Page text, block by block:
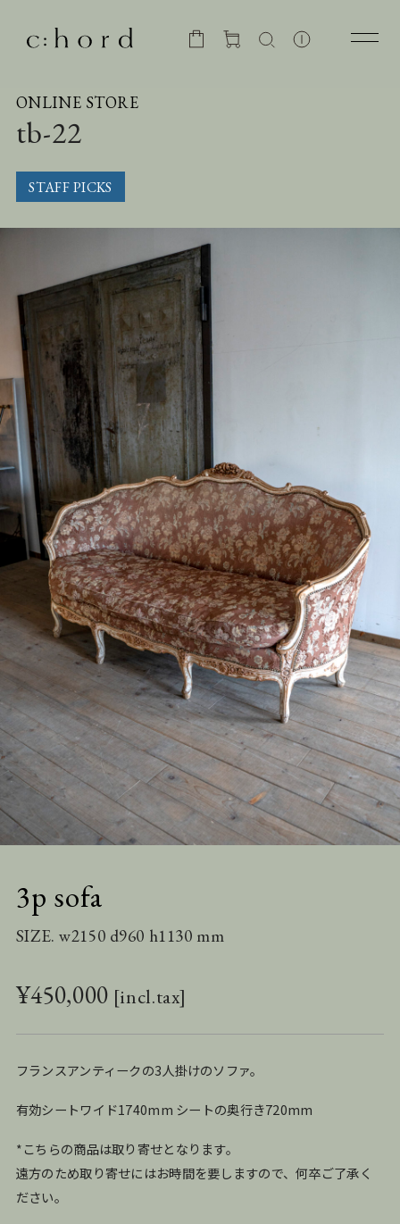
ONLINE STORE
tb-22
3p sofa
SIZE. w2150 d960 h1130 mm
¥450,000
フランスアンティークの3人掛けのソファ。
有効シートワイド1740mm シートの奥行き720mm
*こちらの商品は取り寄せとなります。
遠方のため取り寄せにはお時間を要しますので、何卒ご了承く
ださい。